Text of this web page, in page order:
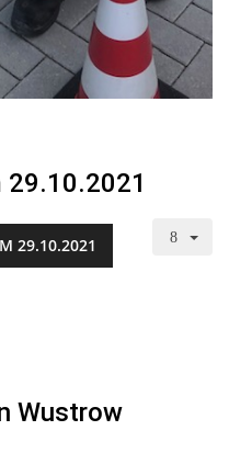
29.10.2021
29.10.2021
Wustrow